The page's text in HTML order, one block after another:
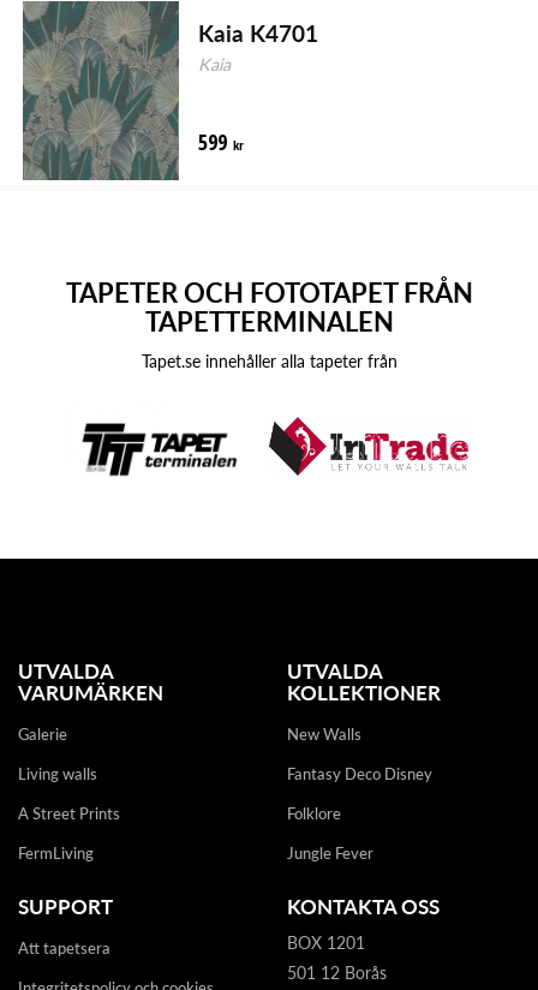
Kaia K4701
Kaia
599 kr
TAPETER OCH FOTOTAPET FRÅN
TAPETTERMINALEN
Tapet.se innehåller alla tapeter från
UTVALDA
VARUMÄRKEN
Galerie
Living walls
A Street Prints
FermLiving
UTVALDA
KOLLEKTIONER
New Walls
Fantasy Deco Disney
Folklore
Jungle Fever
SUPPORT
Att tapetsera
KONTAKTA OSS
BOX 1201
501 12 Borås